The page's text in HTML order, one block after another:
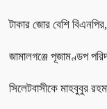
টাকার জোর বেশি বিএনপির,
জামালগঞ্জে পূজামণ্ডপ
সিলেটবাসীকে মাহবুবুর